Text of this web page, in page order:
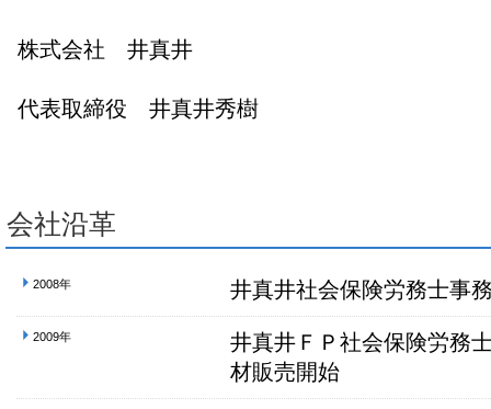
株式会社 井真井
代表取締役 井真井秀樹
会社沿革
2008年 井真井社会保険労務士事
2009年
井真井ＦＰ社会保険労務
材販売開始